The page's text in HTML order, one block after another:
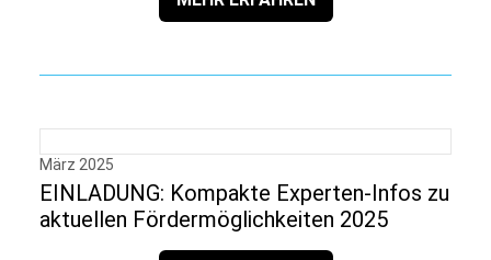
März 2025
EINLADUNG: Kompakte Experten-Infos zu
aktuellen Fördermöglichkeiten 2025